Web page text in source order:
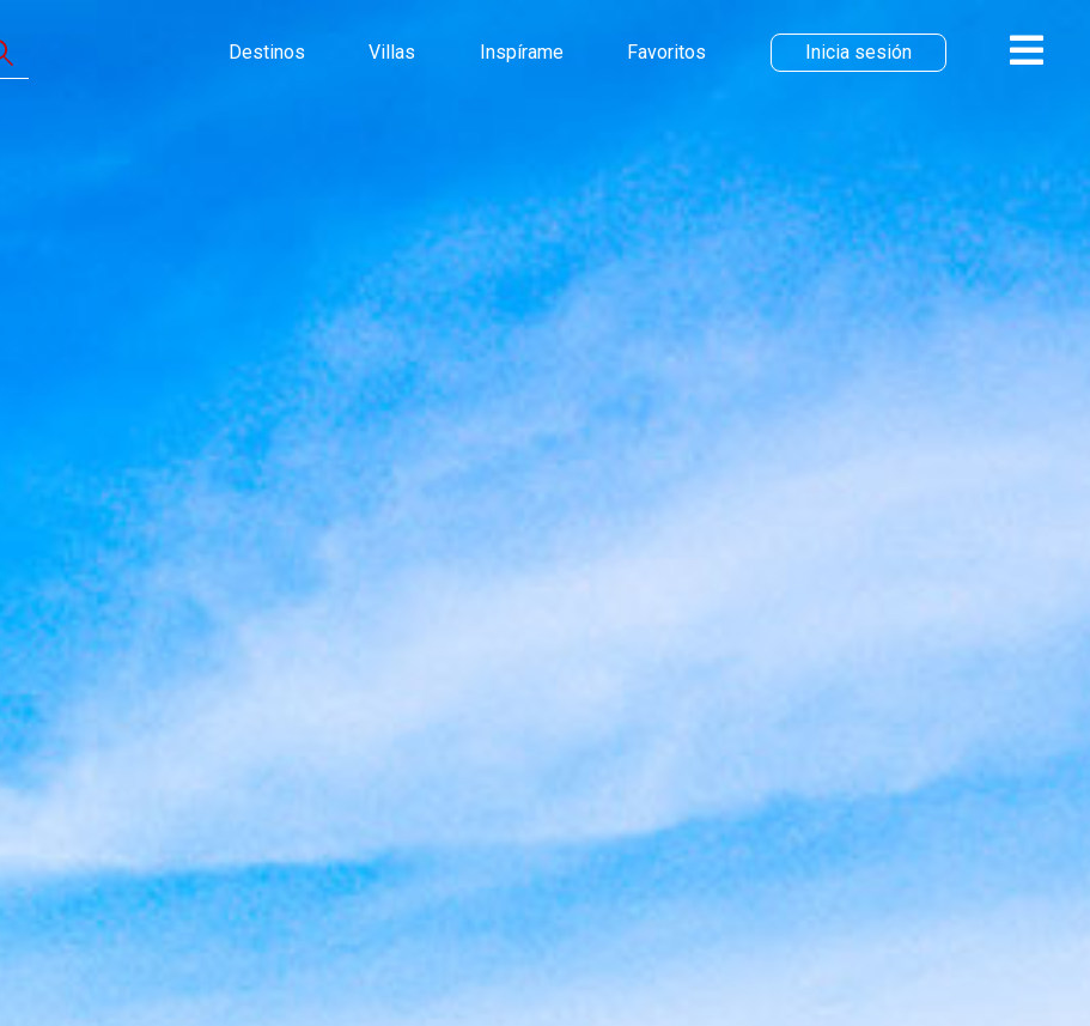
Destinos Villas Inspírame Favoritos Inicia sesión